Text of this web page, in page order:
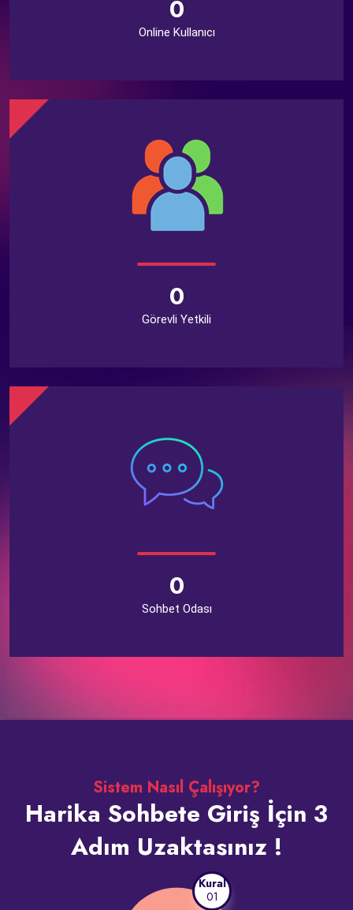
0
Online Kullanıcı
0
Görevli Yetkili
0
Sohbet Odası
Sistem Nasıl Çalışıyor?
Harika Sohbete Giriş İçin 3
Adım Uzaktasınız !
Kural
01